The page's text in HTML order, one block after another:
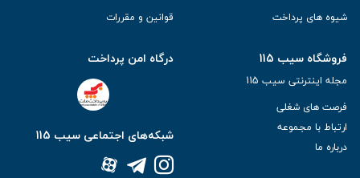
شیوه های پرداخت
قوانین و مقررات
فروشگاه سیب 115
مجله اینترنتی سیب 115
فرصت های شغلی
ارتباط با مجموعه
درباره ما
درگاه امن پرداخت
شبکه‌های اجتماعی سیب 115